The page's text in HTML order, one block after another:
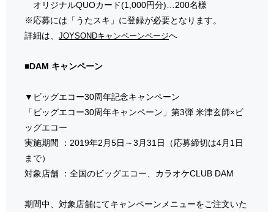
オリジナルQUOカード(1,000円分)…200名様
※応募には「うたスキ」に登録が必要となります。
詳細は、 JOYSONDキャンペーンページへ
■DAM キャンペーン
▼ビッグエコー30周年記念キャンペーン
「ビッグエコー30周年キャンペーン」第3弾 米津玄師×ビ
ッグエコー
実施期間 ：2019年2月5日～3月31日（応募締切は4月1日
まで）
対象店舗 ：全国のビッグエコー、カラオケCLUB DAM
期間中、対象店舗にてキャンペーンメニューをご注文いた